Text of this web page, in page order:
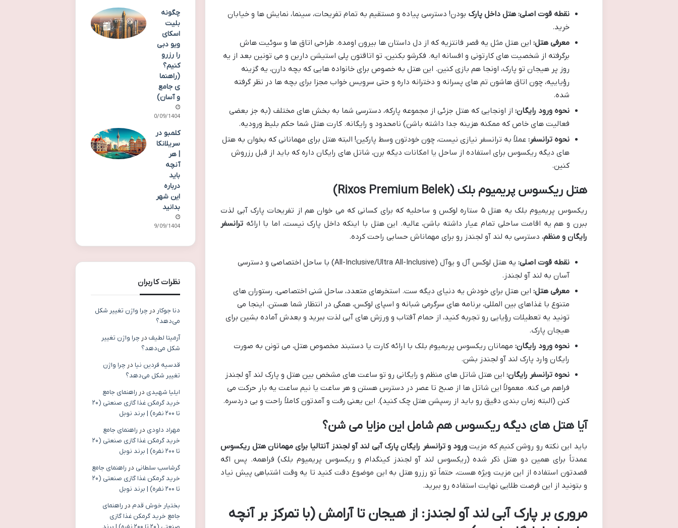
نقطه قوت اصلی: هتل داخل پارک بودن! دسترسی پیاده و مستقیم به تمام تفریحات، سینما، نمایش ها و خیابان
خرید.
معرفی هتل: این هتل مثل یه قصر فانتزیه که از دل داستان ها بیرون اومده. طراحی اتاق ها و سوئیت هاش
برگرفته از شخصیت های کارتونی و افسانه ایه. فکرشو بکنین، تو اتاقتون پلی استیشن دارین و می تونین بعد از یه
روز پر هیجان تو پارک، اونجا هم بازی کنین. این هتل به خصوص برای خانواده هایی که بچه دارن، یه گزینه
رؤیاییه، چون اتاق هاشون تم های پسرانه و دخترانه داره و حتی سرویس خواب مجزا برای بچه ها در نظر گرفته
شده.
نحوه ورود رایگان: از اونجایی که هتل جزئی از مجموعه پارکه، دسترسی شما به بخش های مختلف (به جز بعضی
فعالیت های خاص که ممکنه هزینه جدا داشته باشن) نامحدود و رایگانه. کارت هتل شما حکم بلیط ورودیه.
نحوه ترانسفر: عملاً به ترانسفر نیازی نیست، چون خودتون وسط پارکین! البته هتل برای مهمانانی که بخوان به هتل
های دیگه ریکسوس برای استفاده از ساحل یا امکانات دیگه برن، شاتل های رایگان داره که باید از قبل رزروش
کنین.
هتل ریکسوس پریمیوم بلک (Rixos Premium Belek)
ریکسوس پریمیوم بلک یه هتل ۵ ستاره لوکس و ساحلیه که برای کسانی که می خوان هم از تفریحات پارک آبی لذت
ببرن و هم یه اقامت ساحلی تمام عیار داشته باشن، عالیه. این هتل با اینکه داخل پارک نیست، اما با ارائه ترانسفر
رایگان و منظم، دسترسی به لند آو لجندز رو برای مهماناش حسابی راحت کرده.
نقطه قوت اصلی:
یه هتل لوکس آل و یوآل (All-Inclusive/Ultra All-Inclusive) با ساحل اختصاصی و دسترسی
آسان به لند آو لجندز.
معرفی هتل: این هتل برای خودش یه دنیای دیگه ست. استخرهای متعدد، ساحل شنی اختصاصی، رستوران های
متنوع با غذاهای بین المللی، برنامه های سرگرمی شبانه و اسپای لوکس، همگی در انتظار شما هستن. اینجا می
تونید یه تعطیلات رؤیایی رو تجربه کنید، از حمام آفتاب و ورزش های آبی لذت ببرید و بعدش آماده بشین برای
هیجان پارک.
نحوه ورود رایگان: مهمانان ریکسوس پریمیوم بلک با ارائه کارت یا دستبند مخصوص هتل، می تونن به صورت
رایگان وارد پارک لند آو لجندز بشن.
نحوه ترانسفر رایگان: این هتل شاتل های منظم و رایگانی رو تو ساعت های مشخص بین هتل و پارک لند آو لجندز
فراهم می کنه. معمولاً این شاتل ها از صبح تا عصر در دسترس هستن و هر ساعت یا نیم ساعت یه بار حرکت می
کنن (البته زمان بندی دقیق رو باید از رسپشن هتل چک کنید). این یعنی رفت و آمدتون کاملاً راحت و بی دردسره.
آیا هتل های دیگه ریکسوس هم شامل این مزایا می شن؟
باید این نکته رو روشن کنیم که مزیت ورود و ترانسفر رایگان پارک آبی لند آو لجندز آنتالیا برای مهمانان هتل ریکسوس
عمدتاً برای همین دو هتل ذکر شده (ریکسوس لند آو لجندز کینگدام و ریکسوس پریمیوم بلک) فراهمه. پس اگه
قصدتون استفاده از این مزیت ویژه هست، حتماً تو رزرو هتل به این موضوع دقت کنید تا یه وقت اشتباهی پیش نیاد
و بتونید از این فرصت طلایی نهایت استفاده رو ببرید.
مروری بر پارک آبی لند آو لجندز: از هیجان تا آرامش (با تمرکز بر آنچه
چگونه
بلیت
اسکای
ویو دبی
را رزرو
کنیم؟
(راهنما
ی جامع
و آسان)
30/09/1404
کلمبو در
سریلانکا
| هر
آنچه
باید
درباره
این شهر
بدانید
29/09/1404
نظرات کاربران
دنا جوکار در چرا واژن تغییر شکل
می‌دهد؟
آرمیتا لطیفدر چرا واژن تغییر
شکل می‌دهد؟
قدسیه فردین نیا در چرا واژن
تغییر شکل می‌دهد؟
ایلیا شهیدی در راهنمای جامع
خرید گرمکن غذا گازی صنعتی (۲۰
تا ۲۰۰ نفره) | برند نوبل
مهراد داودی در راهنمای جامع
خرید گرمکن غذا گازی صنعتی (۲۰
تا ۲۰۰ نفره) | برند نوبل
گرشاسپ سلطانی در راهنمای جامع
خرید گرمکن غذا گازی صنعتی (۲۰
تا ۲۰۰ نفره) | برند نوبل
بختیار خوش قدم در راهنمای
جامع خرید گرمکن غذا گازی